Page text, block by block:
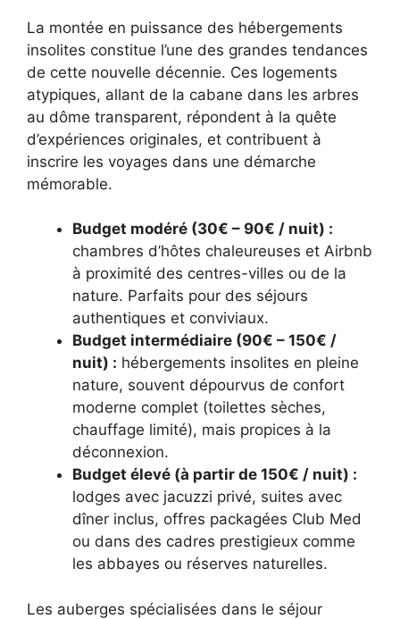
La montée en puissance des hébergements
insolites constitue l’une des grandes tendances
de cette nouvelle décennie. Ces logements
atypiques, allant de la cabane dans les arbres
au dôme transparent, répondent à la quête
d’expériences originales, et contribuent à
inscrire les voyages dans une démarche
mémorable.
Budget modéré (30€ – 90€ / nuit) :
chambres d’hôtes chaleureuses et Airbnb
à proximité des centres-villes ou de la
nature. Parfaits pour des séjours
authentiques et conviviaux.
Budget intermédiaire (90€ – 150€ /
nuit) : hébergements insolites en pleine
nature, souvent dépourvus de confort
moderne complet (toilettes sèches,
chauffage limité), mais propices à la
déconnexion.
Budget élevé (à partir de 150€ / nuit) :
lodges avec jacuzzi privé, suites avec
dîner inclus, offres packagées Club Med
ou dans des cadres prestigieux comme
les abbayes ou réserves naturelles.
Les auberges spécialisées dans le séjour